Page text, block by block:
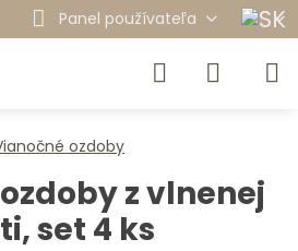
Panel používateľa
ozdoby
z vlnenej
set 4 ks